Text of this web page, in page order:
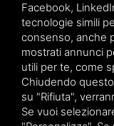
Instagram
Facebook,
tecnologie simili
consenso, anche
mostrati annunci
utili per te, come
Chiudendo
su "Rifiuta",
Se vuoi